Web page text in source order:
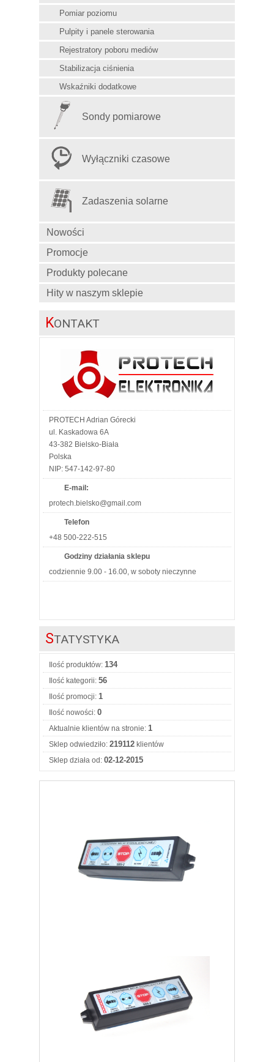
Pomiar poziomu
Pulpity i panele sterowania
Rejestratory poboru mediów
Stabilizacja ciśnienia
Wskaźniki dodatkowe
Sondy pomiarowe
Wyłączniki czasowe
Zadaszenia solarne
Nowości
Promocje
Produkty polecane
Hity w naszym sklepie
KONTAKT
PROTECH Adrian Górecki
ul. Kaskadowa 6A
43-382 Bielsko-Biała
Polska
NIP: 547-142-97-80
E-mail:
protech.bielsko@gmail.com
Telefon
+48 500-222-515
Godziny działania sklepu
codziennie 9.00 - 16.00, w soboty nieczynne
STATYSTYKA
Ilość produktów: 134
Ilość kategorii: 56
Ilość promocji: 1
Ilość nowości: 0
Aktualnie klientów na stronie: 1
Sklep odwiedziło: 219112 klientów
Sklep działa od: 02-12-2015